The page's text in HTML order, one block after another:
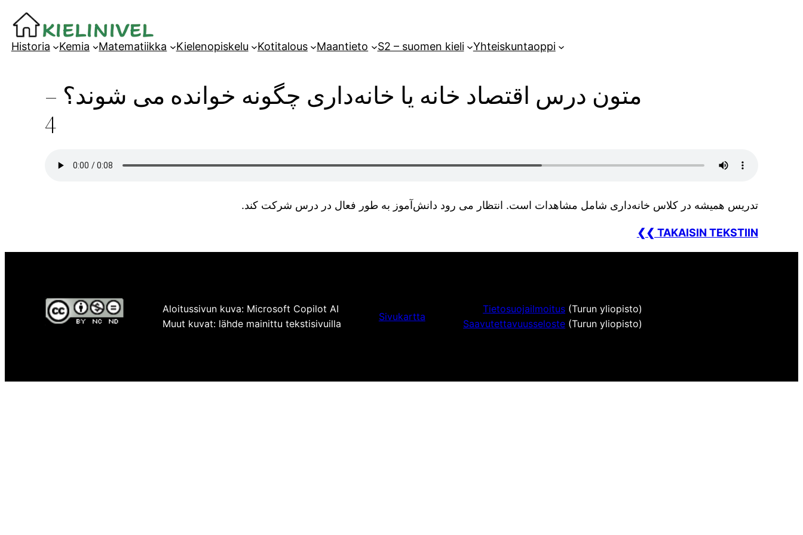
Siirry
sisältöön
Historia
Kemia Matematiikka Kielenopiskelu Kotitalous Maantieto S2 – suomen kieli Yhteiskuntaoppi
متون درس اقتصاد خانە یا خانەداری چگونه خوانده می شوند؟ –
4
تدریس همیشه در کلاس خانەداری شامل مشاهدات است. انتظار می رود دانش‌آموز به طور فعال در درس شرکت کند.
❮❮ TAKAISIN TEKSTIIN
Aloitussivun kuva: Microsoft Copilot AI
Muut kuvat: lähde mainittu tekstisivuilla
Sivukartta
Tietosuojailmoitus (Turun yliopisto)
Saavutettavuusseloste (Turun yliopisto)